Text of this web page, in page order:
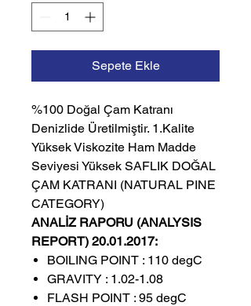
Sepete Ekle
%100 Doğal Çam Katranı
Denizlide Üretilmiştir. 1.Kalite
Yüksek Viskozite Ham Madde
Seviyesi Yüksek SAFLIK DOĞAL
ÇAM KATRANI (NATURAL PINE
CATEGORY)
ANALİZ RAPORU (ANALYSIS
REPORT) 20.01.2017:
BOILING POINT : 110 degC
GRAVITY : 1.02-1.08
FLASH POINT : 95 degC